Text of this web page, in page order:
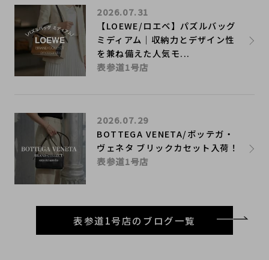
【LOEWE/ロエベ】パズルバッグ
ミディアム｜収納力とデザイン性
を兼ね備えた人気モ...
2026.07.31
表参道1号店
BOTTEGA VENETA/ボッテガ・
ヴェネタ ブリックカセット入荷！
2026.07.29
表参道1号店
表参道1号店のブログ一覧